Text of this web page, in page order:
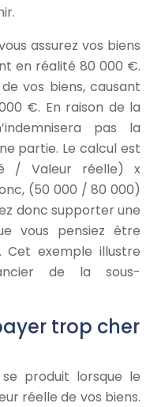
assurez vos biens
en réalité 80 000 €.
vos biens, causant
€. En raison de la
pas la
partie. Le calcul est
/ Valeur réelle) x
(50 000 / 80 000)
donc supporter une
vous pensiez être
exemple illustre
de la sous-
trop cher
se produit lorsque le
réelle de vos biens.